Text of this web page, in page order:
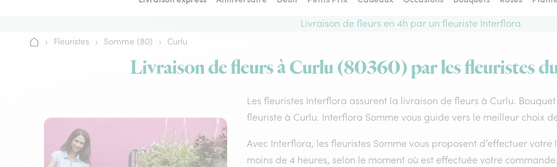
Livraison de fleurs en 4h par un fleuriste Interflora
Accueil
› Fleuristes › Somme (80) › Curlu
Livraison de fleurs à Curlu (80360) par les fleuristes
Les fleuristes Interflora assurent la livraison de fleurs à Curlu.
fleuriste à Curlu. Interflora Somme vous guide vers le meilleur choix
Avec Interflora, les fleuristes Somme vous proposent d’effectuer
moins de 4 heures, selon le moment où est effectuée votre